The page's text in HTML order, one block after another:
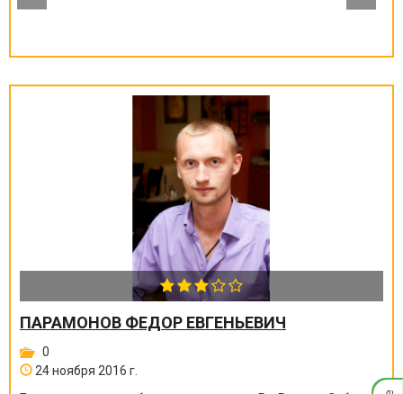
ПАРАМОНОВ ФЕДОР ЕВГЕНЬЕВИЧ
0
24 ноября 2016 г.